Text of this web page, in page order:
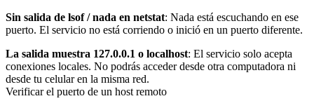
Sin salida de lsof / nada en netstat: Nada está escuchando en ese
puerto. El servicio no está corriendo o inició en un puerto diferente.
La salida muestra 127.0.0.1 o localhost: El servicio solo acepta
conexiones locales. No podrás acceder desde otra computadora ni
desde tu celular en la misma red.
Verificar el puerto de un host remoto